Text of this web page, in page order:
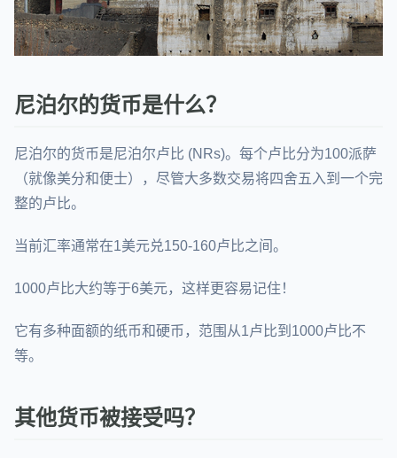
尼泊尔的货币是什么？
尼泊尔的货币是尼泊尔卢比 (NRs)。每个卢比分为100派萨
（就像美分和便士），尽管大多数交易将四舍五入到一个完
整的卢比。
当前汇率通常在1美元兑150-160卢比之间。
1000卢比大约等于6美元，这样更容易记住！
它有多种面额的纸币和硬币，范围从1卢比到1000卢比不
等。
其他货币被接受吗？